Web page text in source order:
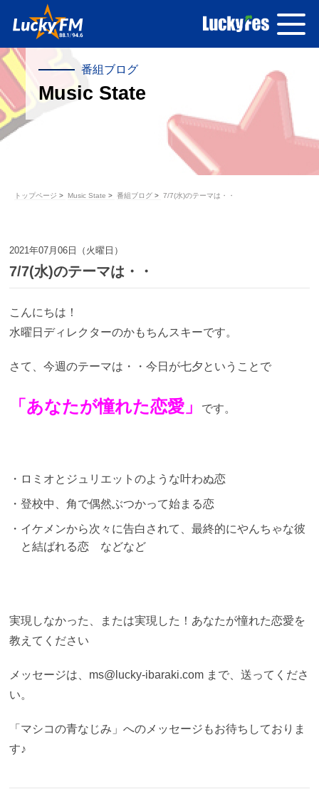
番組ブログ
Music State
トップページ Music State 番組ブログ 7/7(水)のテーマは・・
2021年07月06日（火曜日）
7/7(水)のテーマは・・
こんにちは！
水曜日ディレクターのかもちんスキーです。
さて、今週のテーマは・・今日が七夕ということで
「あなたが憧れた恋愛」 です。
ロミオとジュリエットのような叶わぬ恋
登校中、角で偶然ぶつかって始まる恋
イケメンから次々に告白されて、最終的にやんちゃな彼
と結ばれる恋 などなど
実現しなかった、または実現した！あなたが憧れた恋愛を
教えてください
メッセージは、ms@lucky-ibaraki.com まで、送ってくださ
い。
「マシコの青なじみ」へのメッセージもお待ちしておりま
す♪